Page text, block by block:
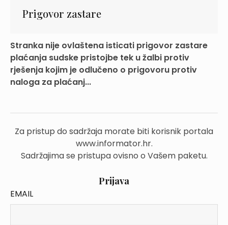
Prigovor zastare
Stranka nije ovlaštena isticati prigovor zastare
plaćanja sudske pristojbe tek u žalbi protiv
rješenja kojim je odlučeno o prigovoru protiv
naloga za plaćanj...
Za pristup do sadržaja morate biti korisnik portala
www.informator.hr.
Sadržajima se pristupa ovisno o Vašem paketu.
Prijava
EMAIL